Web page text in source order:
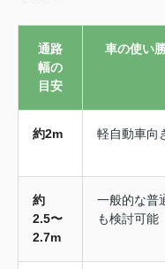
通路
幅の
目安
車の使い
約2m 軽自動車向
約
2.5〜
2.7m
一般的な普
も検討可能